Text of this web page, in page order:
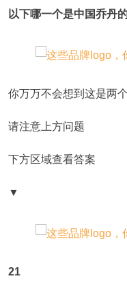
以下哪一个是中国乔丹
你万万不会想到这是两
请注意上方问题
下方区域查看答案
▼
21